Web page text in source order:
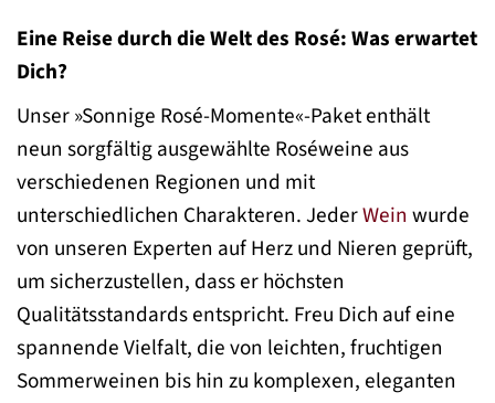
Eine Reise durch die Welt des Rosé: Was erwartet
Dich?
Unser »Sonnige Rosé-Momente«-Paket enthält
neun sorgfältig ausgewählte Roséweine aus
verschiedenen Regionen und mit
unterschiedlichen Charakteren. JederWein wurde
von unseren Experten auf Herz und Nieren geprüft,
um sicherzustellen, dass er höchsten
Qualitätsstandards entspricht. Freu Dich auf eine
spannende Vielfalt, die von leichten, fruchtigen
Sommerweinen bis hin zu komplexen, eleganten